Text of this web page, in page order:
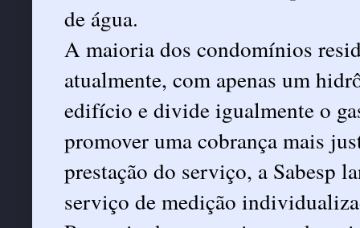
de água.
A maioria dos condomínios
atualmente, com apenas um
edifício e divide igualmente o
promover uma cobrança mais
prestação do serviço, a Sabesp
serviço de medição